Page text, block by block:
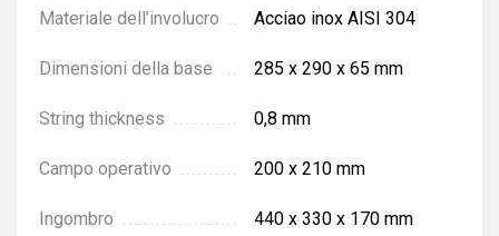
Materiale dell’involucro Acciao inox AISI 304
Dimensioni della base 285 х 290 х 65 mm
String thickness 0,8 mm
Сampo operativo 200 х 210 mm
Ingombro 440 х 330 х 170 mm